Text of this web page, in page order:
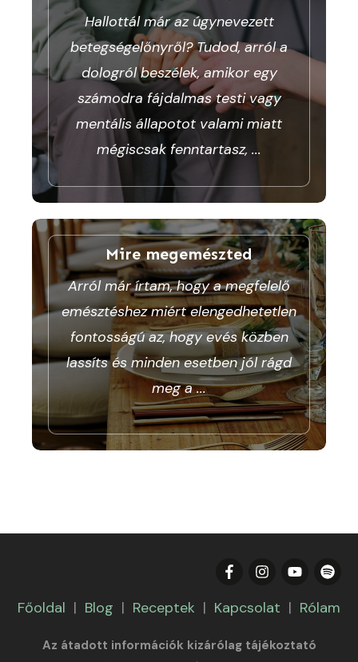
Hallottál már az úgynevezett
betegségelőnyről? Tudod, arról a
dologról beszélek, amikor egy
számodra fájdalmas testi vagy
mentális állapotot valami miatt
mégiscsak fenntartasz, ...
Mire megemészted
Arról már írtam, hogy a megfelelő
emésztéshez miért elengedhetetlen
fontosságú az, hogy evés közben
lassíts és minden esetben jól rágd
meg a...
Főoldal | Blog | Receptek | Kapcsolat | Rólam
Az átadott információk kizárólag tájékoztató